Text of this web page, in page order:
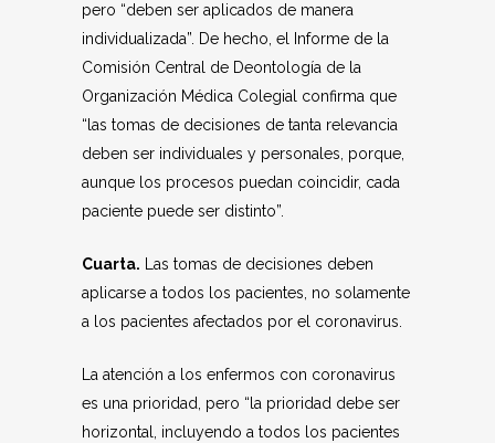
pero “deben ser aplicados de manera
individualizada”. De hecho, el Informe de la
Comisión Central de Deontología de la
Organización Médica Colegial confirma que
“las tomas de decisiones de tanta relevancia
deben ser individuales y personales, porque,
aunque los procesos puedan coincidir, cada
paciente puede ser distinto”.
Cuarta. Las tomas de decisiones deben
aplicarse a todos los pacientes, no solamente
a los pacientes afectados por el coronavirus.
La atención a los enfermos con coronavirus
es una prioridad, pero “la prioridad debe ser
horizontal, incluyendo a todos los pacientes